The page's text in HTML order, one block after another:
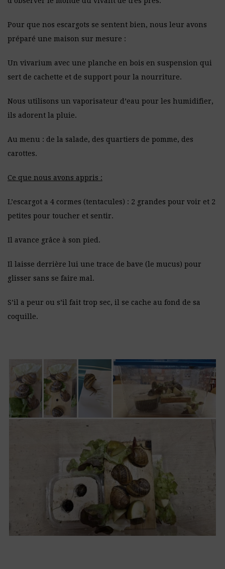
Pour que nos escargots se sentent bien, nous leur avons
préparé une maison sur mesure :
Un vivarium avec une planche en bois en suspension qui
sert de cachette et de support pour la nourriture.
Nous utilisons un vaporisateur d’eau pour les humidifier,
ils adorent la pluie.
Au menu : de la salade, des quartiers de pomme, des
carottes.
Ce que nous avons appris :
L’escargot a 4 cormes (tentacules) : 2 grandes pour voir et 2
petites pour toucher et sentir.
Il avance grâce à son pied.
Il laisse derrière lui une trace de bave (le mucus) pour
glisser sans se faire mal.
S’il a peur ou s’il fait trop sec, il se cache au fond de sa
coquille.